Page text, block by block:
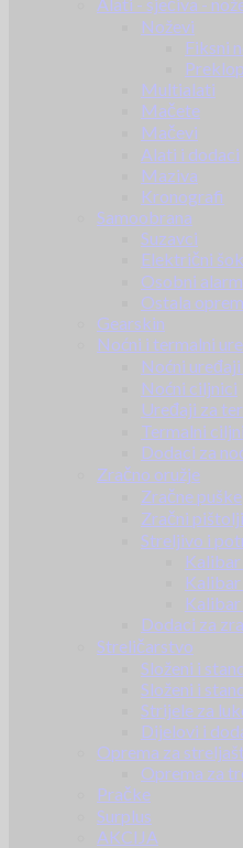
Noževi
Fiksni
Multialati
Mačete
Mačevi
Alati i dodaci
Maziva
Kronografi
Samoobrana
Suzavci
Električni
Osobni
Ostala
Gearskin
Noćni i termalni
Noćni
Noćni ciljnici
Uređaji za
Termalni
Dodaci za
Zračno oružje
Zračne puške
Zračni pištolji
Streljivo i
Kalibar
Kalibar
Kalibar
Dodaci za
Streličarstvo
Složeni i
Složeni i
Strijele za
Dijelovi i
Oprema za
Oprema za
Pračke
Surplus
AKCIJA